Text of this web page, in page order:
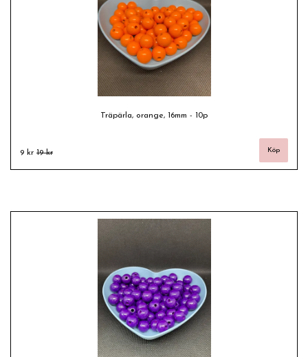
Träpärla, orange, 16mm - 10p
9 kr 19 kr